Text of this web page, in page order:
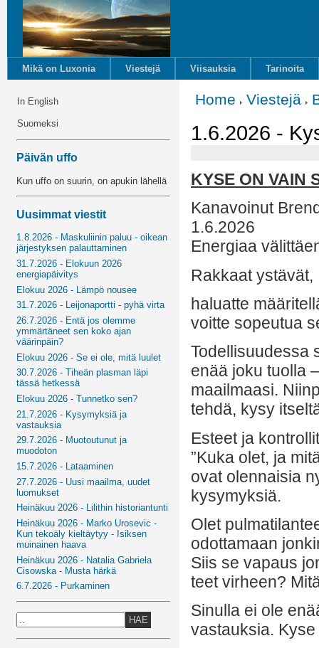
Mikä on Luxonia Viestejä Viisauksia Tarinoita
In English
Suomeksi
Päivän uffo
Kun uffo on suurin, on apukin lähellä
Uusimmat viestit
1.8.2026 - Maskuliinin paluu - oikean
järjestyksen palauttaminen
31.7.2026 - Elokuun 2026
energiapäivitys
Elokuu 2026 - Lämpö nousee
31.7.2026 - Leijonaportti - pyhä virta
26.7.2026 - Entä jos olemme
ymmärtäneet sen koko ajan
väärinpäin?
Elokuu 2026 - Se ei ole, mitä luulet
30.7.2026 - Tiheän plasman läpi
tässä hetkessä
Elokuu 2026 - Tunnetko sen?
21.7.2026 - Kysymyksiä ja
vastauksia
29.7.2026 - Muotoutunut ja
muodoton
15.7.2026 - Lataaminen
27.7.2026 - Uusi maailma, uudet
luomukset
Heinäkuu 2026 - Lilithin historiantunti
Heinäkuu 2026 - Marko Urosevic -
Kun tekoäly kieltäytyy - Isiksen
muinainen haava
Heinäkuu 2026 - Natalia Gabriela
Cisowska - Musta härkä
6.7.2026 - Purkaminen
HAE
Home Viestejä
1.6.2026 -
KYSE ON VAIN
Kanavoinut
1.6.2026
Energiaa
Rakkaat ystävät,
haluatte
voitte sopeutua
Todellisuudessa
enää joku tuolla
maailmaasi.
tehdä, kysy
Esteet ja
”Kuka olet, ja
ovat olennaisia
kysymyksiä.
Olet
odottamaan
Siis se vapaus
teet virheen?
Sinulla ei ole
vastauksia.